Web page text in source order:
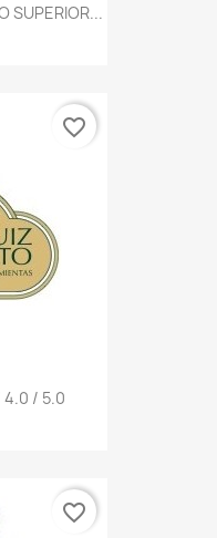
SUPERIOR...
4.0 / 5.0
favorite_border
favorite_border